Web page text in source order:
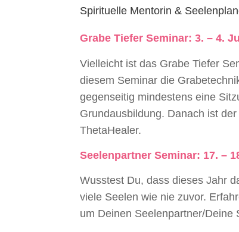
Grabe Tiefer Seminar:3. – 4.
Vielleicht ist das Grabe Tiefer
diesem Seminar die
gegenseitig mindestens eine
Grundausbildung. Danach ist
ThetaHealer.
Seelenpartner Seminar: 17. –
Wusstest Du, dass dieses Jahr
viele Seelen wie nie zuvor.
um Deinen Seelenpartner/Deine